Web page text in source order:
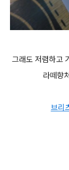
그래도 저렴하고
라떼향
브리